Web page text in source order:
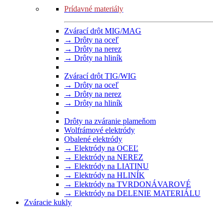
Prídavné materiály
Zvárací drôt MIG/MAG
→ Drôty na oceľ
→ Drôty na nerez
→ Drôty na hliník
Zvárací drôt TIG/WIG
→ Drôty na oceľ
→ Drôty na nerez
→ Drôty na hliník
Drôty na zváranie plameňom
Wolfrámové elektródy
Obalené elektródy
→ Elektródy na OCEĽ
→ Elektródy na NEREZ
→ Elektródy na LIATINU
→ Elektródy na HLINÍK
→ Elektródy na TVRDONÁVAROVÉ
→ Elektródy na DELENIE MATERIÁLU
Zváracie kukly